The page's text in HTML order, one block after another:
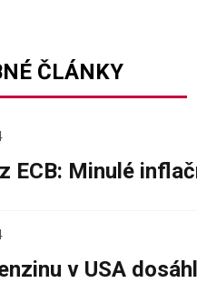
ČLÁNKY
ECB: Minulé
v USA